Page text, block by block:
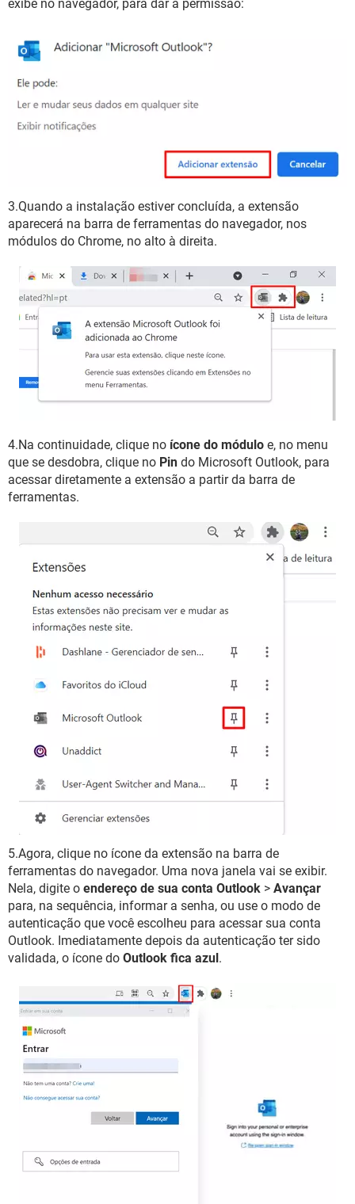
exibe no navegador, para dar a permissão:
3.Quando a instalação estiver concluída, a extensão
aparecerá na barra de ferramentas do navegador, nos
módulos do Chrome, no alto à direita.
4.Na continuidade, clique no ícone do módulo e, no menu
que se desdobra, clique no Pin do Microsoft Outlook, para
acessar diretamente a extensão a partir da barra de
ferramentas.
5.Agora, clique no ícone da extensão na barra de
ferramentas do navegador. Uma nova janela vai se exibir.
Nela, digite o endereço de sua conta Outlook > Avançar
para, na sequência, informar a senha, ou use o modo de
autenticação que você escolheu para acessar sua conta
Outlook. Imediatamente depois da autenticação ter sido
validada, o ícone do Outlook fica azul.